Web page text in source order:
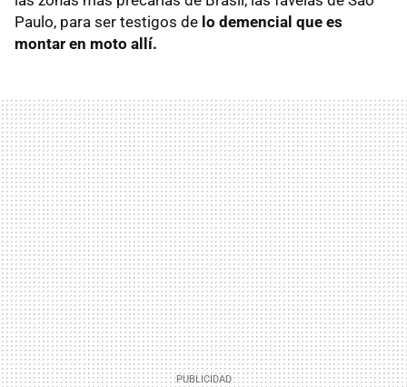
Paulo, para ser testigos de lo demencial que es
montar en moto allí.